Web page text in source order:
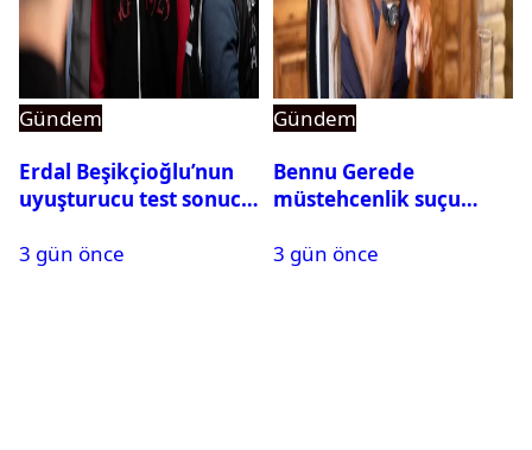
Gündem
Erdal Beşikçioğlu’nun
uyuşturucu test sonucu
3 gün önce
Gündem
Bennu Gerede
müstehcenlik suçu
alındı
3 gün önce